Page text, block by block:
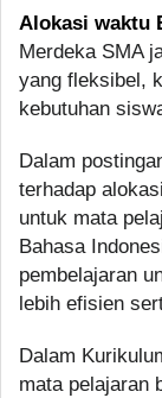
Alokasi waktu
Merdeka SMA
yang fleksibel,
kebutuhan
Dalam
terhadap
untuk mata
Bahasa
pembelajaran
lebih efisien
Dalam
mata pelajaran